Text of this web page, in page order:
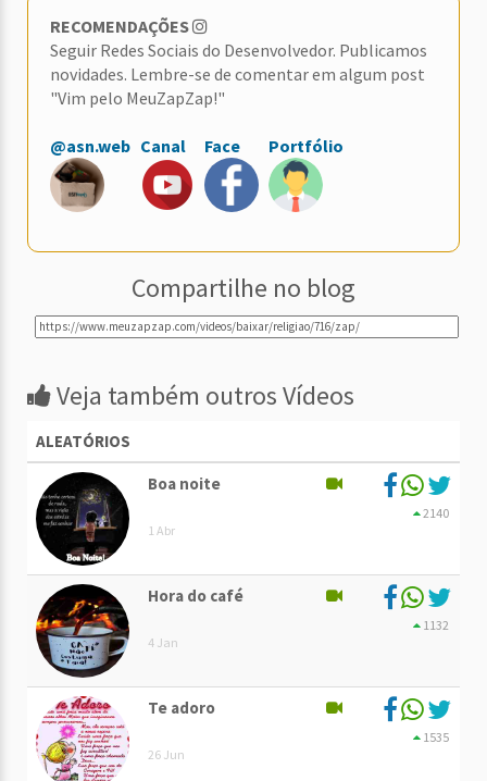
RECOMENDAÇÕES
Seguir Redes Sociais do Desenvolvedor. Publicamos
novidades. Lembre-se de comentar em algum post
"Vim pelo MeuZapZap!"
@asn.web Canal Face Portfólio
Compartilhe no blog
Veja também outros Vídeos
ALEATÓRIOS
Boa noite
1 Abr
2140
Hora do café
4 Jan
1132
Te adoro
26 Jun
1535